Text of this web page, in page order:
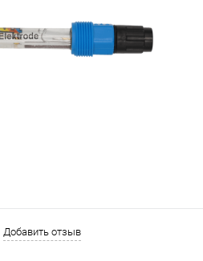
Добавить отзыв